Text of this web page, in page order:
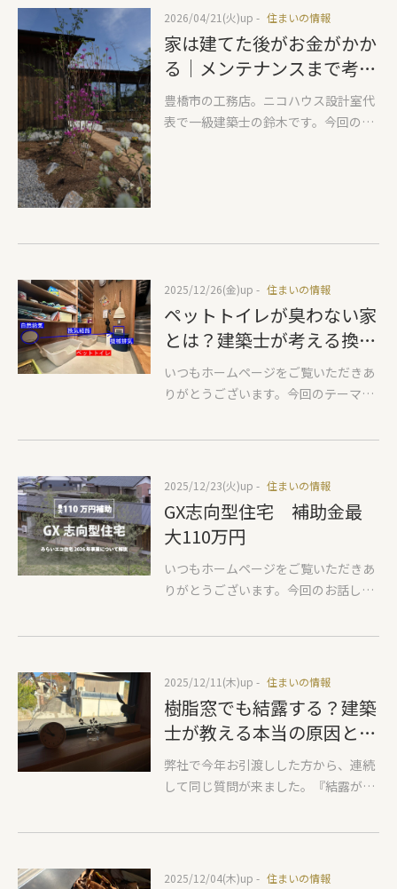
要性はまったくもってなくなりまし
た。そうなると個室の大きさは当時よ
りも小さくていいのは必然でしょう。
またまだ法事を自宅でやっていた時代
のため、2間続きの和室、大きめの仏
間など誰も使っていないけど必ず作っ
おそらく1時間あたり150立米などの空
気の出入りがあると思われます。その
空気に何リットルの水が入っているの
か？私が気持ちいいと思う季節は5月
の新緑のころ、じめじめして気持ち悪
いなあと思うのは真夏の雨あがりの晴
す。一般的な除湿機では追いつかない
に48リットル除湿する必要があるわけ
ですから。だからこそ除湿に一番向い
ているのはエアコンになるわけです。
除湿機は一定時間たつと、タンクが満
タンになってしまい水を捨てないとい
けませんが、エアコンは外に水が捨て
にはお役に立てる情報なのでぜひご一
読ください。弊社ではプランをまとめ
ながらおおよその構造計画をし、耐震
等級3になるのかをチェックします。
さらにプランが決定した際には最初に
構造計算をすべて完了させその先の詳
に構造、温熱計画 → 詳細図面作
負契約 をします。見積をする段階で
構造や断熱などの計画はおおよそ決定
済みとなります。なぜそのようにして
いるのかを、梁の高さ検討を参考にわ
かりやすくお伝えさせていただきま
す。
家は建てた後がお金がかか
る｜メンテナンスまで考え
た素材選びのすすめ
2026/04/21(火)up - 住まいの情報
豊橋市の工務店。ニコハウス設計室代
表で一級建築士の鈴木です。今回のテ
お伝えの仕方が世の中的に間違った情
ことにいたします。 弊社が考えるメン
テナンス性のいい素材の選択方法です
が、①廃盤がないこと②どこの工務店
とこの2つを基準に素材を提案してい
ます。
ペットトイレが臭わない家
とは？建築士が考える換気
計画の工夫
2025/12/26(金)up - 住まいの情報
いつもホームページをご覧いただきあ
りがとうございます。今回のテーマは
気密高断熱になって、室内の換気量が
で、ペットを室内で飼っている方だと
気になるのが『ペットのにおい』換気
計画がしっかりしていると排出はでき
ていると思うのですが、特にトイレに
ついては注意が必要です。弊社で施工
してとてもよかったやり方があります
断熱住宅であれば室内が臭うことは少
ないと思います。ただし計画換気がし
っかりできていることが絶対条件で特
に第三種換気といわれる、『排気は機
械で行い、給気は自然給気』という計
画の場合、機械と給気の関係性が1：1
排気同士でけんかして片方の排気が逆
GX志向型住宅 補助金最
大110万円
2025/12/23(火)up - 住まいの情報
いつもホームページをご覧いただきあ
りがとうございます。今回のお話しは
家づくりを考え始めると、多かれ少な
す。これは仕方のないことです。 ぜひ
賢く使っていただきたい国の制度が決
まりましたので、そのポイントをご紹
介いたします。少し文字ばかりの堅苦
しい内容になってしまいますので、ご
覧いただく方はそのあたりご了承くだ
樹脂窓でも結露する？建築
士が教える本当の原因と対
策
2025/12/11(木)up - 住まいの情報
弊社で今年お引渡しした方から、連続
して同じ質問が来ました。『結露が出
さん疑問に思い、どうしていいかとの
します。 弊社は基本仕様として樹脂サ
2025/12/04(木)up - 住まいの情報